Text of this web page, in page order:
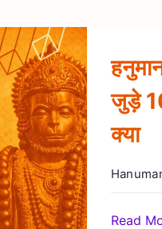
जुड़े
क्या
Read